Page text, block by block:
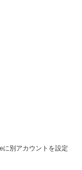
に別アカウントを設定